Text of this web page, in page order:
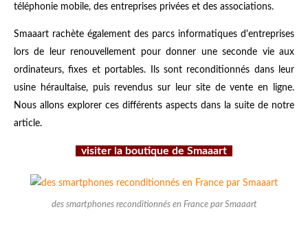
téléphonie mobile, des entreprises privées et des associations.
Smaaart rachète également des parcs informatiques d'entreprises
lors de leur renouvellement pour donner une seconde vie aux
ordinateurs, fixes et portables. Ils sont reconditionnés dans leur
usine héraultaise, puis revendus sur leur site de vente en ligne.
Nous allons explorer ces différents aspects dans la suite de notre
article.
visiter la boutique de Smaaart
des smartphones reconditionnés en France par Smaaart